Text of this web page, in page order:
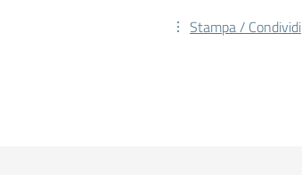
Stampa / Condividi